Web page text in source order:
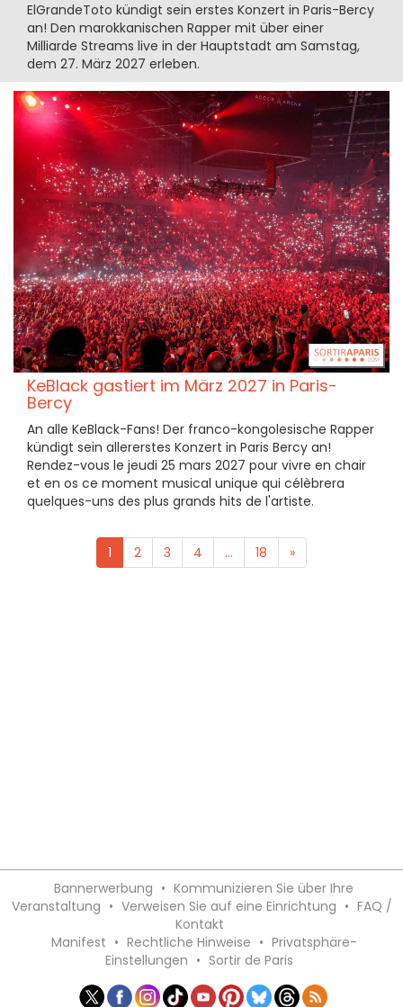
ElGrandeToto kündigt sein erstes Konzert in Paris-Bercy
an! Den marokkanischen Rapper mit über einer
Milliarde Streams live in der Hauptstadt am Samstag,
dem 27. März 2027 erleben.
KeBlack gastiert im März 2027 in Paris-
Bercy
An alle KeBlack-Fans! Der franco-kongolesische Rapper
kündigt sein allererstes Konzert in Paris Bercy an!
Rendez-vous le jeudi 25 mars 2027 pour vivre en chair
et en os ce moment musical unique qui célèbrera
quelques-uns des plus grands hits de l'artiste.
1 2 3 4 ... 18 »
Bannerwerbung • Kommunizieren Sie über Ihre
Veranstaltung • Verweisen Sie auf eine Einrichtung • FAQ /
Kontakt
Manifest • Rechtliche Hinweise • Privatsphäre-
Einstellungen • Sortir de Paris